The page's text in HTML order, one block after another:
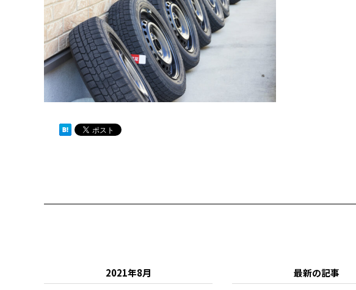
2021年8月 最新の記事